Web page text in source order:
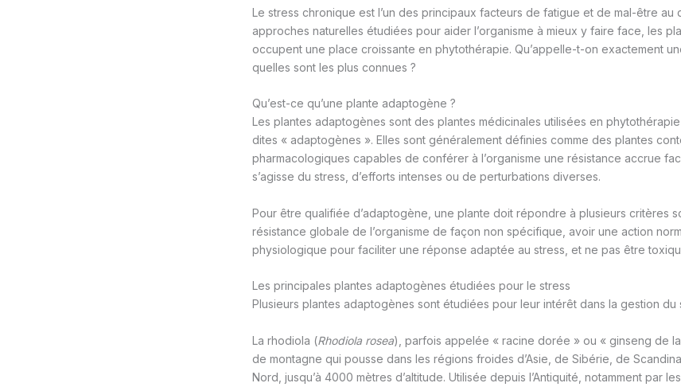
Le stress chronique est l’un des principaux facteurs de fatigue et de mal-être au
approches naturelles étudiées pour aider l’organisme à mieux y faire face, les
occupent une place croissante en phytothérapie. Qu’appelle-t-on exactement
quelles sont les plus connues ?
Qu’est-ce qu’une plante adaptogène ?
Les plantes adaptogènes sont des plantes médicinales utilisées en
dites « adaptogènes ». Elles sont généralement définies comme des plantes
pharmacologiques capables de conférer à l’organisme une résistance accrue
s’agisse du stress, d’efforts intenses ou de perturbations diverses.
Pour être qualifiée d’adaptogène, une plante doit répondre à plusieurs critères
résistance globale de l’organisme de façon non spécifique, avoir une action
physiologique pour faciliter une réponse adaptée au stress, et ne pas être
Les principales plantes adaptogènes étudiées pour le stress
Plusieurs plantes adaptogènes sont étudiées pour leur intérêt dans la gestion du
La rhodiola (Rhodiola rosea), parfois appelée « racine dorée » ou « ginseng de
de montagne qui pousse dans les régions froides d’Asie, de Sibérie, de
Nord, jusqu’à 4000 mètres d’altitude. Utilisée depuis l’Antiquité, notamment par